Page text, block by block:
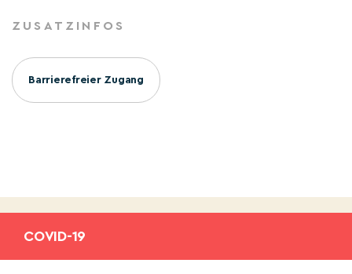
ZUSATZINFOS
Barrierefreier Zugang
COVID-19